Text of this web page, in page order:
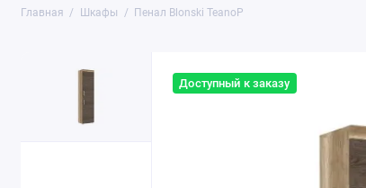
Главная Шкафы Пенал Blonski TeanoP
Доступный к заказу